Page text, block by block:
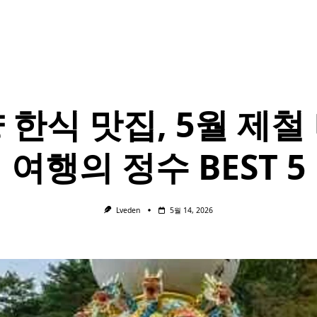
한식 맛집, 5월 제철
여행의 정수 BEST 5
Lveden 5월 14, 2026